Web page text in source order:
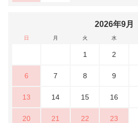
2026年9月
日 月 火 水
1 2
6 7 8 9
13 14 15 16
20 21 22 23